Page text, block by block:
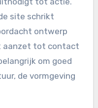
site schrikt
ontwerp
aanzet tot contact
om goed
de vormgeving